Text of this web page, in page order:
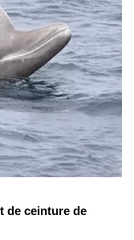
de ceinture de